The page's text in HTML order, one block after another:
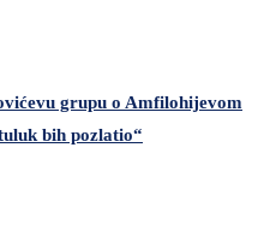
grupu o Amfilohijevom
bih pozlatio“